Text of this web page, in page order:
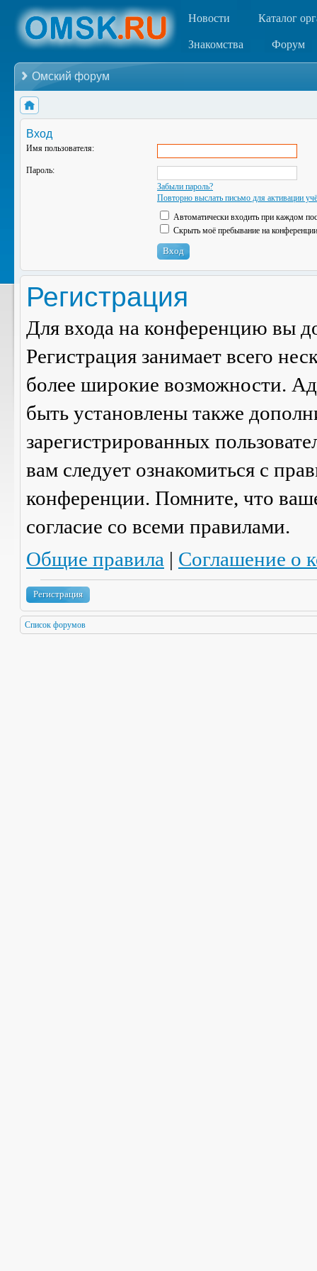
Новости Каталог
Знакомства Форум
Омский форум
Вход
Имя пользователя:
Пароль:
Забыли пароль?
Повторно выслать письмо для активации
Автоматически входить при каждом
Скрыть моё пребывание на
Регистрация
Для входа на конференцию вы
Регистрация занимает всего
более широкие возможности.
быть установлены также
зарегистрированных
вам следует ознакомиться с
конференции. Помните, что
согласие со всеми правилами.
Общие правила | Соглашение о
Регистрация
Список форумов